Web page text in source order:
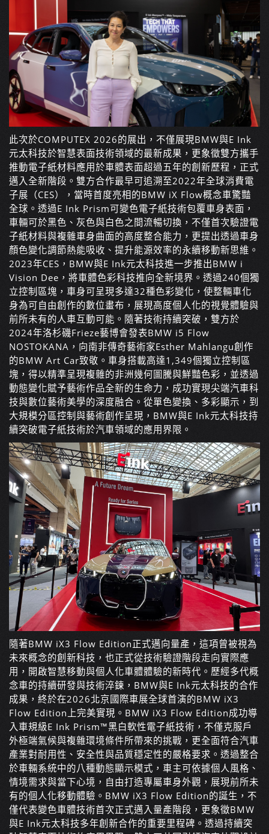
此次於COMPUTEX 2026的展出，不僅展現BMW與E Ink
元太科技於智慧表面技術領域的最新成果，更象徵雙方攜手
推動電子紙材料應用於車體表面超過五年的創新歷程，正式
邁入全新階段。雙方合作最早可追溯至2022年全球消費電
子展（CES），當時首度亮相的BMW iX Flow概念車驚豔
全球。透過E Ink Prism可變色電子紙技術包覆車身表面，
車輛可於黑色、灰色與白色之間流暢切換，不僅首次驗證電
子紙材料與複雜車身曲面的高度整合能力，更提出透過車身
顏色變化調節熱能吸收、提升能源效率的永續移動新思維。
2023年CES，BMW與E Ink元太科技進一步推出BMW i
Vision Dee，將車體色彩科技推向全新境界。透過240個獨
立控制區塊，車身可呈現多達32種色彩變化，使整輛車化
身為可自由創作的數位畫布，展現高度個人化的視覺體驗與
前所未有的人車互動可能。隨著技術持續突破，雙方於
2024年洛杉磯Frieze藝博會發表BMW i5 Flow
NOSTOKANA，向南非傳奇藝術家Esther Mahlangu創作
的BMW Art Car致敬。車身搭載高達1,349個獨立控制區
塊，得以精準呈現複雜的非洲幾何圖騰與鮮豔色彩，並透過
動態變化賦予藝術作品全新的生命力，成功實現尖端汽車科
技與數位藝術美學的深度融合。從單色變換、多彩顯示，到
大規模分區控制與藝術創作呈現，BMW與E Ink元太科技持
續突破電子紙技術於汽車領域的應用界限。
隨著BMW iX3 Flow Edition正式邁向量產，這項曾被視為
未來概念的創新科技，也正式從技術驗證階段走向實際應
用，開啟智慧移動與個人化車體體驗的新時代。歷經多代概
念車的持續研發與技術淬鍊，BMW與E Ink元太科技的合作
成果，終於在2026北京國際車展全球首演的BMW iX3
Flow Edition上完美實現。BMW iX3 Flow Edition成功導
入車規級E Ink Prism™黑白軟性電子紙技術，不僅克服戶
外極端氣候與複雜環境條件所帶來的挑戰，更全面符合汽車
產業對耐用性、安全性與品質穩定性的嚴格要求。透過整合
於車輛系統中的八種動態顯示模式，車主可依據個人風格、
情境需求與當下心境，自由打造專屬車身外觀，展現前所未
有的個人化移動體驗。BMW iX3 Flow Edition的誕生，不
僅代表變色車體技術首次正式邁入量產階段，更象徵BMW
與E Ink元太科技多年創新合作的重要里程碑。透過持續突